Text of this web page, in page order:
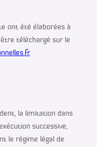
ont été élaborées à
téléchargé sur le
la limitation dans
successive,
le régime légal de